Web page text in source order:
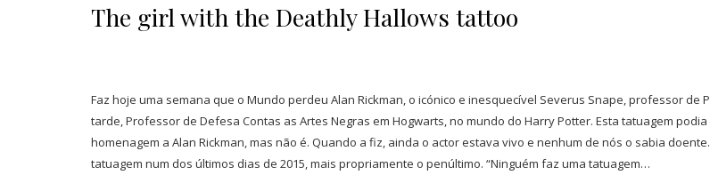
The girl with the Deathly Hallows tattoo
Faz hoje uma semana que o Mundo perdeu Alan Rickman, o icónico e inesquecível Severus Snape, professor de
tarde, Professor de Defesa Contas as Artes Negras em Hogwarts, no mundo do Harry Potter. Esta tatuagem
homenagem a Alan Rickman, mas não é. Quando a fiz, ainda o actor estava vivo e nenhum de nós o sabia
tatuagem num dos últimos dias de 2015, mais propriamente o penúltimo. “Ninguém faz uma tatuagem…